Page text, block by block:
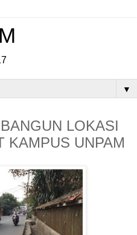
▼
LOKASI
KAMPUS UNPAM